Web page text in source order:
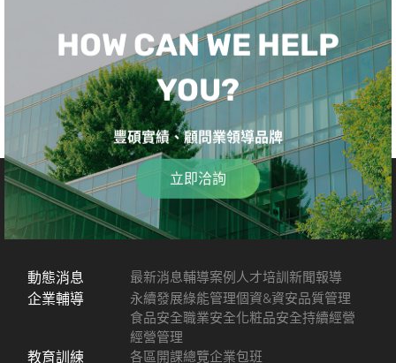
HOW CAN WE HELP
YOU?
豐碩實績、顧問業領導品牌
立即洽詢
動態消息 最新消息輔導案例 人才培訓新聞報導
企業輔導 永續發展綠能管理個資&資安品質管理
食品安全職業安全化粧品安全持續經營
經營管理
教育訓練 各區開課總覽企業包班